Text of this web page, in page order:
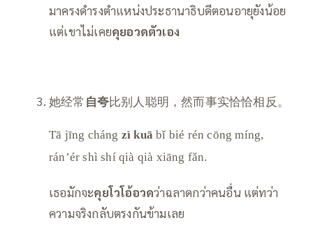
มาครงดํารงตําแหน่งประธานาธิบดีตอนอายุยังน้อย
แต่เขาไม่เคยคุยอวดตัวเอง
她经常 自夸比别人聪明，然而事实恰恰相反。
Tā jīng cháng zì kuā bǐ bié rén cōng míng,
rán’ér shì shí qià qià xiāng fǎn.
เธอมักจะคุยโวโอ้อวดว่าฉลาดกว่าคนอื่น แต่ทว่า
ความจริงกลับตรงกันข้ามเลย